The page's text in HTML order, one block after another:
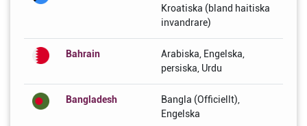
Kroatiska (bland haitiska
invandrare)
Bahrain
Arabiska, Engelska,
persiska, Urdu
Bangladesh
Bangla (Officiellt),
Engelska